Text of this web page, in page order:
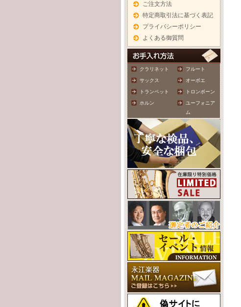
ご注文方法
特定商取引法に基づく表記
プライバシーポリシー
よくある御質問
クラリネット フルート
サックス オーボエ
トランペット トロンボーン
ホルン
ユーフォニア
ム